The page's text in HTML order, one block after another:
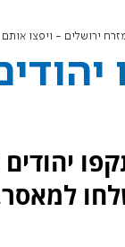
ירושלים - ויפצו אותם